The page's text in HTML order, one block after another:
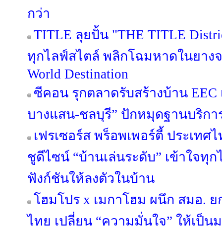
กว่า
TITLE ลุยปั้น "THE TITLE
ทุกไลฟ์สไตล์ พลิกโฉมหาดในยางจ
World Destination
ซีคอน รุกตลาดรับสร้างบ้าน EEC
บางแสน-ชลบุรี” ปักหมุดฐานบริก
เฟรเซอร์ส พร็อพเพอร์ตี้ ประเท
ชูดีไซน์ “บ้านเล่นระดับ” เข้าใจทุ
ฟังก์ชันให้ลงตัวในบ้าน
โฮมโปร x เมกาโฮม ผนึก สมอ.
ไทย เปลี่ยน “ความมั่นใจ” ให้เป็น